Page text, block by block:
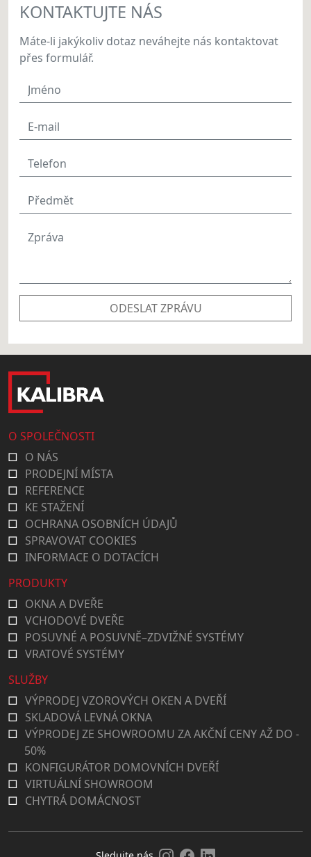
KONTAKTUJTE NÁS
Máte-li jakýkoliv dotaz neváhejte nás kontaktovat
přes formulář.
Jméno
E-mail
Telefon
Předmět
Zpráva
ODESLAT ZPRÁVU
O SPOLEČNOSTI
O NÁS
PRODEJNÍ MÍSTA
REFERENCE
KE STAŽENÍ
OCHRANA OSOBNÍCH ÚDAJŮ
SPRAVOVAT COOKIES
INFORMACE O DOTACÍCH
PRODUKTY
OKNA A DVEŘE
VCHODOVÉ DVEŘE
POSUVNÉ A POSUVNĚ–ZDVIŽNÉ SYSTÉMY
VRATOVÉ SYSTÉMY
SLUŽBY
VÝPRODEJ VZOROVÝCH OKEN A DVEŘÍ
SKLADOVÁ LEVNÁ OKNA
VÝPRODEJ ZE SHOWROOMU ZA AKČNÍ CENY AŽ DO -
50%
KONFIGURÁTOR DOMOVNÍCH DVEŘÍ
VIRTUÁLNÍ SHOWROOM
CHYTRÁ DOMÁCNOST